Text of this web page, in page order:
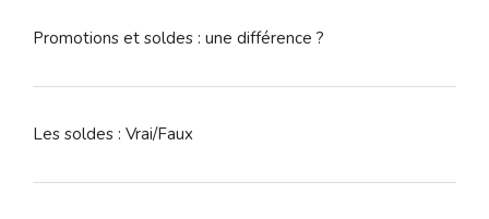
Promotions et soldes : une différence ?
Les soldes : Vrai/Faux